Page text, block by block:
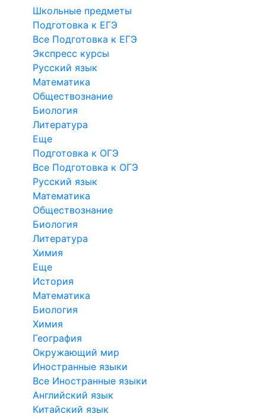
Школьные предметы
Подготовка к ЕГЭ
Все Подготовка к ЕГЭ
Экспресс курсы
Русский язык
Математика
Обществознание
Биология
Литература
Еще
Подготовка к ОГЭ
Все Подготовка к ОГЭ
Русский язык
Математика
Обществознание
Биология
Литература
Химия
Еще
История
Математика
Биология
Химия
География
Окружающий мир
Иностранные языки
Все Иностранные языки
Английский язык
Китайский язык